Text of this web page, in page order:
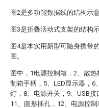
图2是多功能数据线的结构示意
图3是折叠活动式支架的结构示
图4是本实用新型可随身携带
图。
图中，1电源控制箱，2、散
制箱手柄，5、LED显示器，
灯，8、电源开关，9、USB接
11、圆形插孔，12、电源控